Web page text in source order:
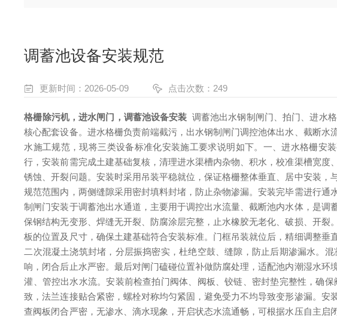
调蓄池设备安装规范
更新时间：2026-05-09 点击次数：249
格栅除污机，进水闸门，调蓄池设备安装 调蓄池出水钢制闸门、拍门、进水
核心配套设备。进水格栅负责前端截污，出水钢制闸门调控池体出水、截断
水施工规范，现将三类设备标准化安装施工要求说明如下。一、进水格栅安
行，安装前需完成土建基础复核，清理进水渠槽内杂物、积水，校准渠槽宽
锈蚀、开裂问题。安装时采用吊装平稳就位，保证格栅整体垂直、居中安装
规范范围内，两侧缝隙采用密封填料封堵，防止杂物渗漏。安装完毕需进行
制闸门安装于调蓄池出水通道，主要用于调控出水流量、截断池内水体，是
保钢结构无变形、焊缝无开裂、防腐涂层完整，止水橡胶无老化、破损、开
板的位置及尺寸，确保土建基础符合安装标准。门框吊装就位后，精细调整
二次混凝土浇筑封堵，分层振捣密实，杜绝空鼓、缝隙，防止后期渗漏水。
响，闭合后止水严密。最后对闸门磕碰位置补做防腐处理，适配池内潮湿水
灌、管控出水水流。安装前检查拍门阀体、阀板、铰链、密封垫完整性，确
致，法兰连接贴合紧密，螺栓对称均匀紧固，避免受力不均导致变形渗漏。
查阀板闭合严密，无渗水、滴水现象，开启状态水流通畅，可根据水压自主